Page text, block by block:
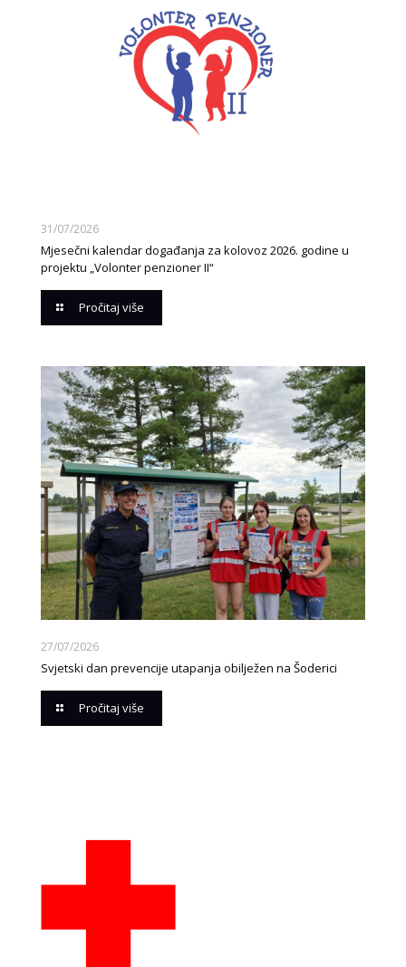
31/07/2026
Mjesečni kalendar događanja za kolovoz 2026. godine u
projektu „Volonter penzioner II“
Pročitaj više
27/07/2026
Svjetski dan prevencije utapanja obilježen na Šoderici
Pročitaj više